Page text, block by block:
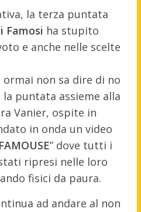
la terza puntata
Famosi ha stupito
e anche nelle scelte
ormai non sa dire di no
puntata assieme alla
Vanier, ospite in
in onda un video
” dove tutti i
ripresi nelle loro
fisici da paura.
ad andare al non